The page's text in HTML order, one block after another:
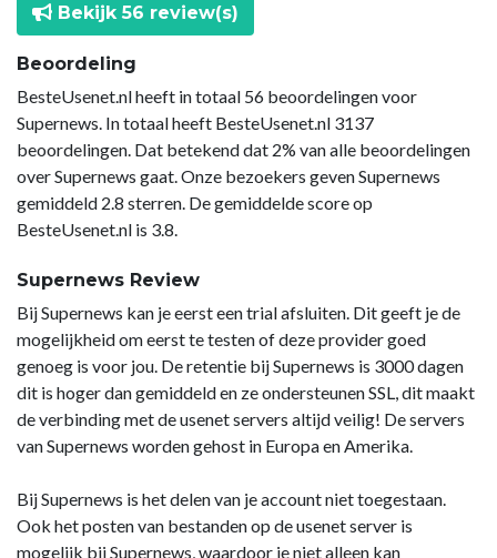
Bekijk 56 review(s)
Beoordeling
BesteUsenet.nl heeft in totaal 56 beoordelingen voor
Supernews. In totaal heeft BesteUsenet.nl 3137
beoordelingen. Dat betekend dat 2% van alle beoordelingen
over Supernews gaat. Onze bezoekers geven Supernews
gemiddeld 2.8 sterren. De gemiddelde score op
BesteUsenet.nl is 3.8.
Supernews Review
Bij Supernews kan je eerst een trial afsluiten. Dit geeft je de
mogelijkheid om eerst te testen of deze provider goed
genoeg is voor jou. De retentie bij Supernews is 3000 dagen
dit is hoger dan gemiddeld en ze ondersteunen SSL, dit maakt
de verbinding met de usenet servers altijd veilig! De servers
van Supernews worden gehost in Europa en Amerika.
Bij Supernews is het delen van je account niet toegestaan.
Ook het posten van bestanden op de usenet server is
mogelijk bij Supernews, waardoor je niet alleen kan